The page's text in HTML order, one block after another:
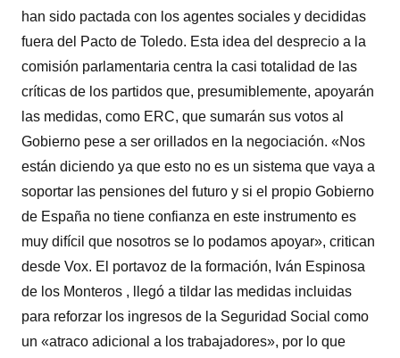
han sido pactada con los agentes sociales y decididas
fuera del Pacto de Toledo. Esta idea del desprecio a la
comisión parlamentaria centra la casi totalidad de las
críticas de los partidos que, presumiblemente, apoyarán
las medidas, como ERC, que sumarán sus votos al
Gobierno pese a ser orillados en la negociación. «Nos
están diciendo ya que esto no es un sistema que vaya a
soportar las pensiones del futuro y si el propio Gobierno
de España no tiene confianza en este instrumento es
muy difícil que nosotros se lo podamos apoyar», critican
desde Vox. El portavoz de la formación, Iván Espinosa
de los Monteros , llegó a tildar las medidas incluidas
para reforzar los ingresos de la Seguridad Social como
un «atraco adicional a los trabajadores», por lo que